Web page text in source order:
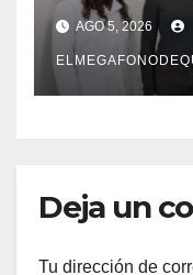
pionero
AGO 5, 2026
Deja un
Tu dirección de